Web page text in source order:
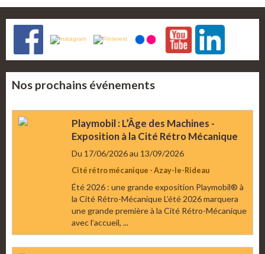
Nos prochains événements
Playmobil : L’Âge des Machines -
Exposition à la Cité Rétro Mécanique
Du 17/06/2026au 13/09/2026
Cité rétro mécanique - Azay-le-Rideau
Été 2026 : une grande exposition Playmobil® à
la Cité Rétro-Mécanique L’été 2026 marquera
une grande première à la Cité Rétro-Mécanique
avec l’accueil, ...